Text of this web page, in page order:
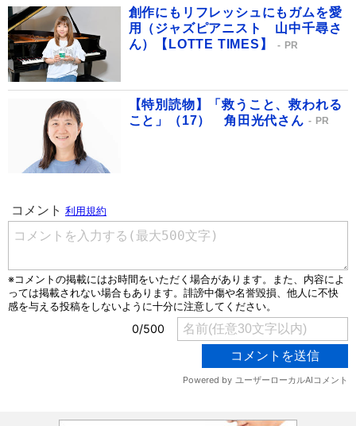
創作にもリフレッシュにもガムを愛
用（ジャズピアニスト 山中千尋さ
ん）【LOTTE TIMES】
PR
【特別読物】「救うこと、救われる
こと」（17） 角田光代さん
PR